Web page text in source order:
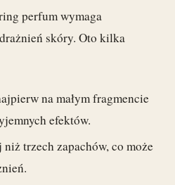
perfum wymaga
skóry. Oto kilka
na małym fragmencie
efektów.
trzech zapachów, co może